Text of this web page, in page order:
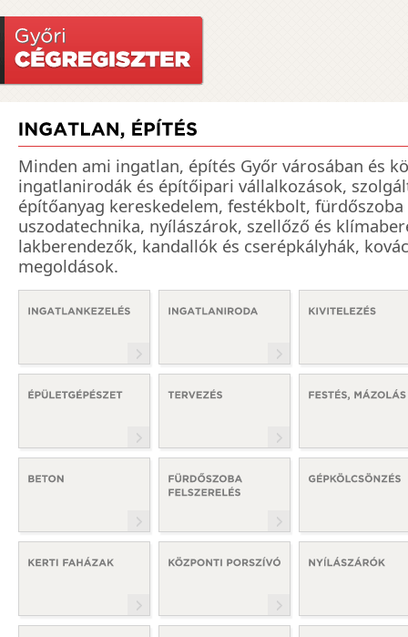
Minden ami ingatlan, építés Győr városában és
ingatlanirodák és építőipari vállalkozások,
építőanyag kereskedelem, festékbolt, fürdőszoba
uszodatechnika, nyílászárok, szellőző és
lakberendezők, kandallók és cserépkályhák,
megoldások.